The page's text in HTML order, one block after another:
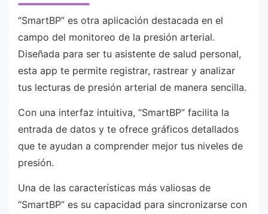
“SmartBP” es otra aplicación destacada en el
campo del monitoreo de la presión arterial.
Diseñada para ser tu asistente de salud personal,
esta app te permite registrar, rastrear y analizar
tus lecturas de presión arterial de manera sencilla.
Con una interfaz intuitiva, “SmartBP” facilita la
entrada de datos y te ofrece gráficos detallados
que te ayudan a comprender mejor tus niveles de
presión.
Una de las características más valiosas de
“SmartBP” es su capacidad para sincronizarse con